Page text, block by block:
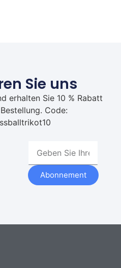
Sie uns
erhalten Sie 10 % Rabatt
Code:
Abonnement